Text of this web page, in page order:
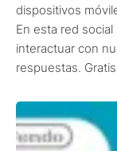
dispositivos
En esta red
interactuar con
respuestas.